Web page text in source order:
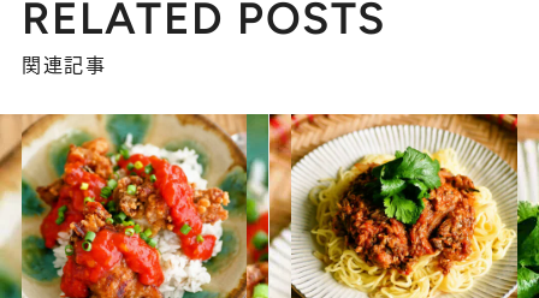
RELATED POSTS
関連記事